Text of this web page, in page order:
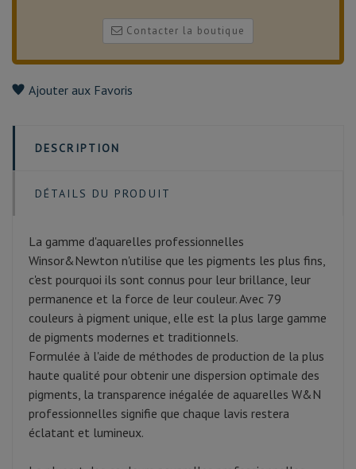
Contacter la boutique
Ajouter aux Favoris
DESCRIPTION
DÉTAILS DU PRODUIT
La gamme d'aquarelles professionnelles
Winsor&Newton n'utilise que les pigments les plus fins,
c'est pourquoi ils sont connus pour leur brillance, leur
permanence et la force de leur couleur. Avec 79
couleurs à pigment unique, elle est la plus large gamme
de pigments modernes et traditionnels.
Formulée à l'aide de méthodes de production de la plus
haute qualité pour obtenir une dispersion optimale des
pigments, la transparence inégalée de aquarelles W&N
professionnelles signifie que chaque lavis restera
éclatant et lumineux.